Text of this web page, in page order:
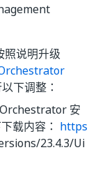
照说明升级
下调整：
安
载内容： https
23.4.3/Ui